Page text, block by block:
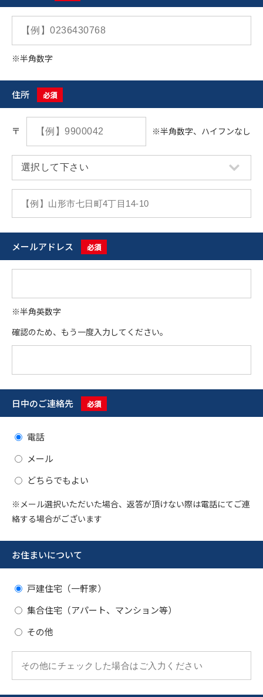
※半角数字
住所 必須
〒 ※半角数字、ハイフンなし
メールアドレス 必須
※半角英数字
確認のため、もう一度入力してください。
日中のご連絡先 必須
電話
メール
どちらでもよい
※メール選択いただいた場合、返答が頂けない際は電話にてご連
絡する場合がございます
お住まいについて
戸建住宅（一軒家）
集合住宅（アパート、マンション等）
その他